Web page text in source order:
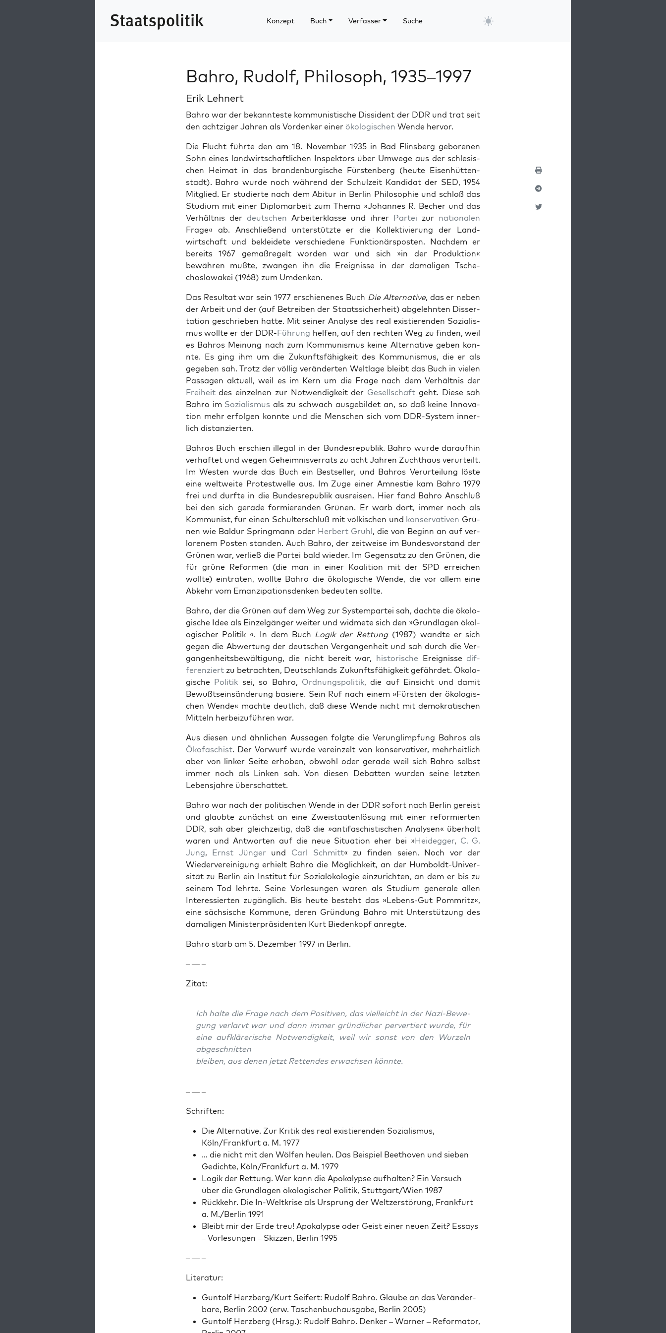
Konzept Buch Verfasser Suche
Bahro, Rudolf, Philosoph, 1935–1997
Erik Lehnert
Bahro war der bekan­nteste kom­mu­nis­tis­che Dis­si­dent der DDR und trat seit
den achtziger Jahren als Vor­denker ein­erökol­o­gis­chen Wende her­vor.
Die Flucht führte den am 18. Novem­ber 1935 in Bad Flins­berg gebore­nen
Sohn eines land­wirtschaftlichen Inspek­tors über Umwege aus der schle­sis­
chen Heimat in das bran­den­bur­gis­che Fürsten­berg (heute Eisen­hüt­ten­
stadt). Bahro wurde noch während der Schulzeit Kan­di­dat der SED, 1954
Mit­glied. Er studierte nach dem Abitur in Berlin Philoso­phie und schloß das
Studi­um mit ein­er Diplo­mar­beit zum The­ma »Johannes R. Bech­er und das
Ver­hält­nis der deutschen Arbeit­erk­lasse und ihrer Partei zur nationalen
Frage« ab. Anschließend unter­stützte er die Kollek­tivierung der Land­
wirtschaft und bek­lei­dete ver­schiedene Funk­tionär­sposten. Nach­dem er
bere­its 1967 gemaßregelt wor­den war und sich »in der Pro­duk­tion«
bewähren mußte, zwan­gen ihn die Ereignisse in der dama­li­gen Tsche­
choslowakei (1968) zum Umdenken.
Das Resul­tat war sein 1977 erschienenes Buch Die Alter­na­tive, das er neben
der Arbeit und der (auf Betreiben der Staatssicher­heit) abgelehn­ten Dis­ser­
ta­tion geschrieben hat­te. Mit sein­er Analyse des real existieren­den Sozial­is­
mus wollte er der DDR-Führung helfen, auf den recht­en Weg zu find­en, weil
es Bahros Mei­n­ung nach zum Kom­mu­nis­mus keine Alter­na­tive geben kon­
nte. Es ging ihm um die Zukun­fts­fähigkeit des Kom­mu­nis­mus, die er als
gegeben sah. Trotz der völ­lig verän­derten Welt­lage bleibt das Buch in vie­len
Pas­sagen aktuell, weil es im Kern um die Frage nach dem Ver­hält­nis der
Frei­heitdes einzel­nen zur Notwendigkeit der Gesellschaft geht. Diese sah
Bahro im Sozial­is­mus als zu schwach aus­ge­bildet an, so daß keine Inno­va­
tion mehr erfol­gen kon­nte und die Men­schen sich vom DDR-Sys­tem inner­
lich dis­tanzierten.
Bahros Buch erschien ille­gal in der Bun­desre­pub­lik. Bahro wurde daraufhin
ver­haftet und wegen Geheimnisver­rats zu acht Jahren Zuchthaus verurteilt.
Im West­en wurde das Buch ein Best­seller, und Bahros Verurteilung löste
eine weltweite Protest­welle aus. Im Zuge ein­er Amnestie kam Bahro 1979
frei und durfte in die Bun­desre­pub­lik aus­reisen. Hier fand Bahro Anschluß
bei den sich ger­ade formieren­den Grü­nen. Er warb dort, immer noch als
Kom­mu­nist, für einen Schul­ter­schluß mit völkischen und kon­ser­v­a­tiv­en Grü­
nen wie Bal­dur Spring­mann oder Her­bert Gruhl, die von Beginn an auf ver­
loren­em Posten standen. Auch Bahro, der zeitweise im Bun­desvor­stand der
Grü­nen war, ver­ließ die Partei bald wieder. Im Gegen­satz zu den Grü­nen, die
für grüne Refor­men (die man in ein­er Koali­tion mit der SPD erre­ichen
wollte) ein­trat­en, wollte Bahro die ökol­o­gis­che Wende, die vor allem eine
Abkehr vom Emanzi­pa­tions­denken bedeuten sollte.
Bahro, der die Grü­nen auf dem Weg zur Sys­tem­partei sah, dachte die ökol­o­
gis­che Idee als Einzel­gänger weit­er und wid­mete sich den »Grund­la­gen ökol­
o­gis­ch­er Poli­tik «. In dem Buch Logik der Ret­tung(1987) wandte er sich
gegen die Abw­er­tung der deutschen Ver­gan­gen­heit und sah durch die Ver­
gan­gen­heits­be­wäl­ti­gung, die nicht bere­it war, his­torische Ereignisse dif­
feren­ziertzu betra­cht­en, Deutsch­lands Zukun­fts­fähigkeit gefährdet. Ökol­o­
gis­che Poli­tik sei, so Bahro, Ord­nungspoli­tik, die auf Ein­sicht und damit
Bewußt­sein­sän­derung basiere. Sein Ruf nach einem »Fürsten der ökol­o­gis­
chen Wende« machte deut­lich, daß diese Wende nicht mit demokratis­chen
Mit­teln her­beizuführen war.
Aus diesen und ähn­lichen Aus­sagen fol­gte die Verunglimp­fung Bahros als
Öko­faschist. Der Vor­wurf wurde vere­inzelt von kon­ser­v­a­tiv­er, mehrheitlich
aber von link­er Seite erhoben, obwohl oder ger­ade weil sich Bahro selb­st
immer noch als Linken sah. Von diesen Debat­ten wur­den seine let­zten
Leben­s­jahre über­schat­tet.
Bahro war nach der poli­tis­chen Wende in der DDR sofort nach Berlin gereist
und glaubte zunächst an eine Zweis­taaten­lö­sung mit ein­er reformierten
DDR, sah aber gle­ichzeit­ig, daß die »antifaschis­tis­chen Analy­sen« über­holt
waren und Antworten auf die neue Sit­u­a­tion eher bei »Hei­deg­ger, C. G.
Jung, Ernst Jünger und Carl Schmitt« zu find­en seien. Noch vor der
Wiedervere­ini­gung erhielt Bahro die Möglichkeit, an der Hum­boldt-Uni­ver­
sität zu Berlin ein Insti­tut für Sozialökolo­gie einzuricht­en, an dem er bis zu
seinem Tod lehrte. Seine Vor­lesun­gen waren als Studi­um gen­erale allen
Inter­essierten zugänglich. Bis heute beste­ht das »Lebens-Gut Pomm­ritz«,
eine säch­sis­che Kom­mune, deren Grün­dung Bahro mit Unter­stützung des
dama­li­gen Min­is­ter­präsi­den­ten Kurt Biedenkopf anregte.
Bahro starb am 5. Dezem­ber 1997 in Berlin.
– — –
Zitat:
Ich halte die Frage nach dem Pos­i­tiv­en, das vielle­icht in der Nazi-Bewe­
gung ver­larvt war und dann immer gründlich­er per­vertiert wurde, für
eine aufk­lärerische Notwendigkeit, weil wir son­st von den Wurzeln
abgeschnit­ten
bleiben, aus denen jet­zt Ret­ten­des erwach­sen kön­nte.
– — –
Schriften:
Die Alter­na­tive. Zur Kri­tik des real existieren­den Sozial­is­mus,
Köln/Frankfurt a. M. 1977
… die nicht mit den Wölfen heulen. Das Beispiel Beethoven und sieben
Gedichte, Köln/Frankfurt a. M. 1979
Logik der Ret­tung. Wer kann die Apoka­lypse aufhal­ten? Ein Ver­such
über die Grund­la­gen ökol­o­gis­ch­er Poli­tik, Stuttgart/Wien 1987
Rück­kehr. Die In-Weltkrise als Ursprung der Weltzer­störung, Frank­furt
a. M./Berlin 1991
Bleibt mir der Erde treu! Apoka­lypse oder Geist ein­er neuen Zeit? Essays
– Vor­lesun­gen – Skizzen, Berlin 1995
– — –
Lit­er­atur:
Gun­tolf Herzberg/Kurt Seifert: Rudolf Bahro. Glaube an das Verän­der­
bare, Berlin 2002 (erw. Taschen­buchaus­gabe, Berlin 2005)
Gun­tolf Herzberg (Hrsg.): Rudolf Bahro. Denker – Warn­er – Refor­ma­tor,